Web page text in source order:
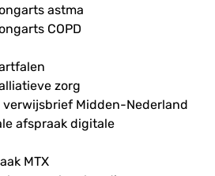
astma
COPD
zorg
Midden-Nederland
afspraak digitale
MTX